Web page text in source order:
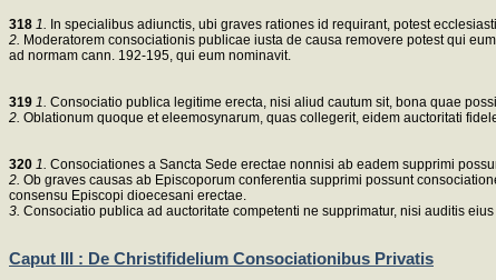
318 1. In specialibus adiunctis, ubi graves rationes id requirant, potest
2. Moderatorem consociationis publicae iusta de causa removere potest qui
ad normam cann. 192-195, qui eum nominavit.
319 1. Consociatio publica legitime erecta, nisi aliud cautum sit, bona quae
2. Oblationum quoque et eleemosynarum, quas collegerit, eidem auctoritati
320 1. Consociationes a Sancta Sede erectae nonnisi ab eadem supprimi
2. Ob graves causas ab Episcoporum conferentia supprimi possunt
consensu Episcopi dioecesani erectae.
3. Consociatio publica ad auctoritate competenti ne supprimatur, nisi auditis
Caput III : De Christifidelium Consociationibus Privatis